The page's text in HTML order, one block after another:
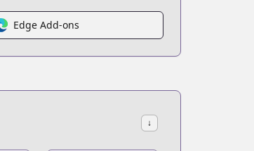
Edge Add-ons
↓